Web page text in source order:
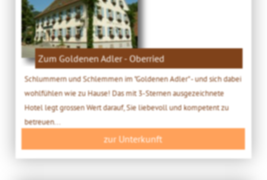
Zum Goldenen Adler - Oberried
Schlummern und Schlemmen im "Goldenen Adler" - und sich dabei
wohlfühlen wie zu Hause! Das mit 3-Sternen ausgezeichnete
Hotel legt grossen Wert darauf, Sie liebevoll und kompetent zu
betreuen...
zur Unterkunft